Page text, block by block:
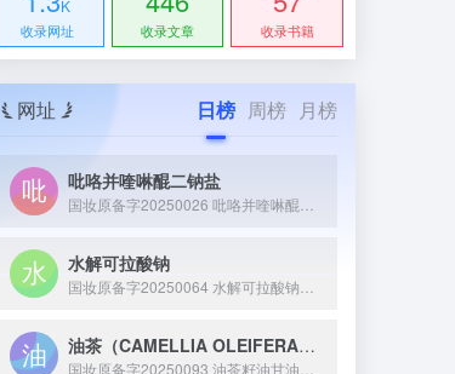
K
收录网址 收录文章 收录书籍
网址 日榜 周榜 月榜
吡咯并喹啉醌二钠盐
水解可拉酸钠
油茶（CAMELLIA OLEIFERA）籽油甘油二酯